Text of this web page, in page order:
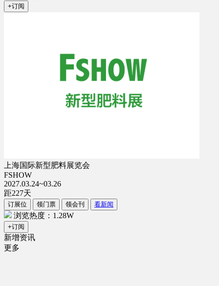
+订阅
上海国际新型肥料展览会
FSHOW
2027.03.24~03.26
距227天
订展位 领门票 领会刊 看新闻
浏览热度：1.28W
+订阅
新增资讯
更多